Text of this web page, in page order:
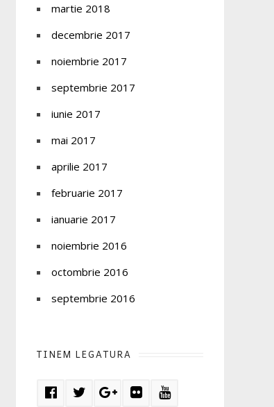
martie 2018
decembrie 2017
noiembrie 2017
septembrie 2017
iunie 2017
mai 2017
aprilie 2017
februarie 2017
ianuarie 2017
noiembrie 2016
octombrie 2016
septembrie 2016
TINEM LEGATURA